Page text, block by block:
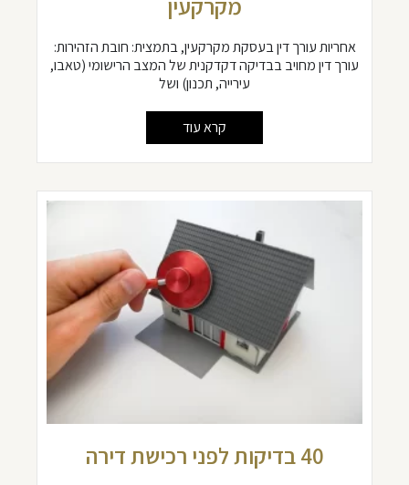
אחריות עורך דין בעסקת מקרקעין, בתמצית: חובת הזהירות:
עורך דין מחויב בבדיקה דקדקנית של המצב הרישומי (טאבו,
עירייה, תכנון) ושל
קרא עוד
40 בדיקות לפני רכישת דירה